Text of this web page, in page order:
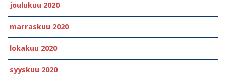
joulukuu 2020
marraskuu 2020
lokakuu 2020
syyskuu 2020